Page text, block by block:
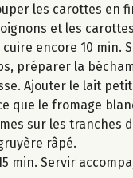
les carottes en
oignons et les
encore 10 min.
préparer la
Ajouter le lait
que le fromage
sur les tranches
râpé.
min. Servir